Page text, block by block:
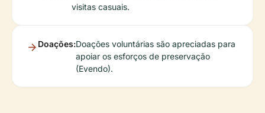
visitas casuais.
Doações:Doações voluntárias são apreciadas para
apoiar os esforços de preservação
(Evendo).